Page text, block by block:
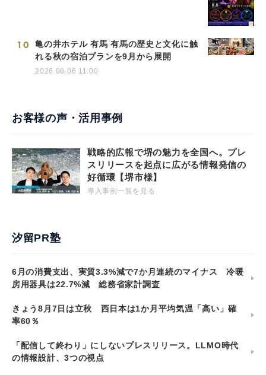
10
亀の井ホテル 有馬 有馬の歴史と文化に触
れる秋の宿泊プランを9月から展開
2026.08.06 11:00
お客様の声・活用事例
戦略的広報で堺の魅力を全国へ。プレ
スリリースを起点に広がる情報発信の
好循環【堺市様】
導入事例一覧を見る
汐留PR塾
6月の消費支出、実質3.3%減で7か月連続のマイナス 冷暖
房用器具は22.7%減 総務省家計調査
きょう8月7日は立秋 西日本は1か月平均気温「高い」確
率60％
「配信して終わり」にしないプレスリリース。LLMO時代
の情報設計、3つの視点